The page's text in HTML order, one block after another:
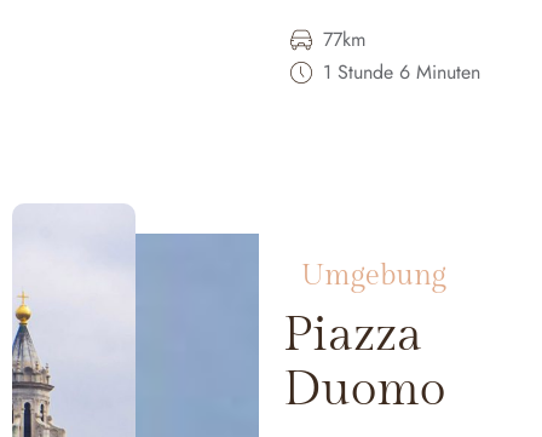
77km
1 Stunde 6 Minuten
Umgebung
Piazza
Duomo